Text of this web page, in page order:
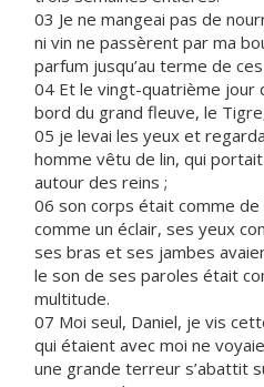
03 Je ne mangeai pas de
ni vin ne passèrent par ma
parfum jusqu’au terme de
04 Et le vingt-quatrième jour
bord du grand fleuve, le
05 je levai les yeux et
homme vêtu de lin, qui
autour des reins ;
06 son corps était comme
comme un éclair, ses yeux
ses bras et ses jambes
le son de ses paroles était
multitude.
07 Moi seul, Daniel, je vis
qui étaient avec moi ne
une grande terreur s’abattit